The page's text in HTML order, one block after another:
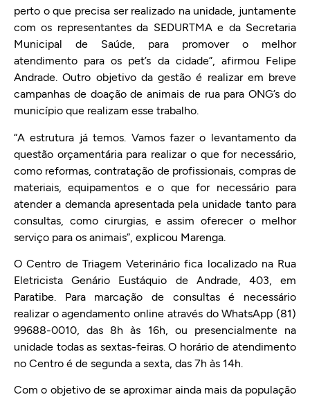
perto o que precisa ser realizado na unidade, juntamente
com os representantes da SEDURTMA e da Secretaria
Municipal de Saúde, para promover o melhor
atendimento para os pet’s da cidade”, afirmou Felipe
Andrade. Outro objetivo da gestão é realizar em breve
campanhas de doação de animais de rua para ONG’s do
município que realizam esse trabalho.
“A estrutura já temos. Vamos fazer o levantamento da
questão orçamentária para realizar o que for necessário,
como reformas, contratação de profissionais, compras de
materiais, equipamentos e o que for necessário para
atender a demanda apresentada pela unidade tanto para
consultas, como cirurgias, e assim oferecer o melhor
serviço para os animais”, explicou Marenga.
O Centro de Triagem Veterinário fica localizado na Rua
Eletricista Genário Eustáquio de Andrade, 403, em
Paratibe. Para marcação de consultas é necessário
realizar o agendamento online através do WhatsApp (81)
99688-0010, das 8h às 16h, ou presencialmente na
unidade todas as sextas-feiras. O horário de atendimento
no Centro é de segunda a sexta, das 7h às 14h.
Com o objetivo de se aproximar ainda mais da população